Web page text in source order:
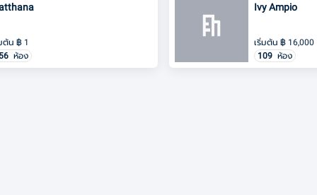
ต้น ฿ 1
ห้อง
Ivy Ampio
เริ่มต้น ฿ 16,000
109 ห้อง